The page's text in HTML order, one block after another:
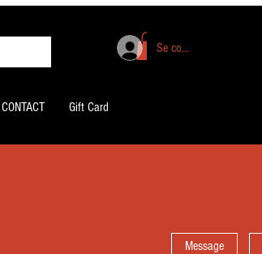
CONTACT Gift Card
Se connecter
Message